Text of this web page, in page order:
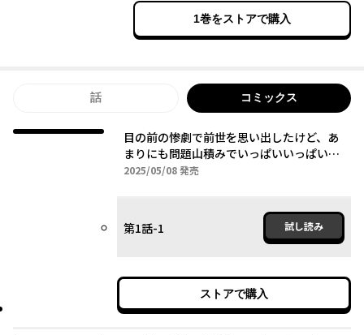
1巻をストアで購入
話 コミックス
目の前の惨劇で前世を思い出したけど、あ
まりにも問題山積みでいっぱいいっぱいで
す。 1
2025/05/082025年05月08日
発売
第1話-1 試し読み
ストアで購入